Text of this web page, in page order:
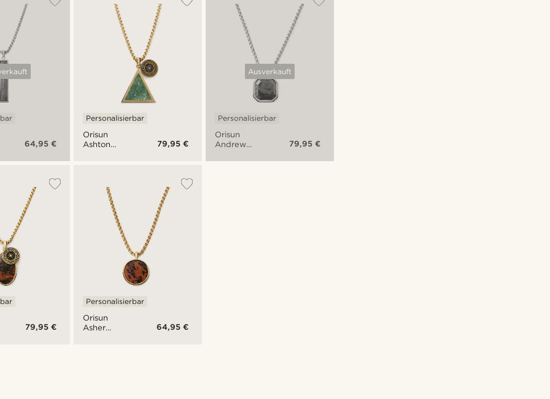
64,95 €
79,95 €
Orisun
Ashton
Personalisierbar
79,95 €
Orisun
Asher
Personalisierbar
64,95 €
Ausverkauft
Orisun
Andrew
Obsidian
Personalisierbar
79,95 €